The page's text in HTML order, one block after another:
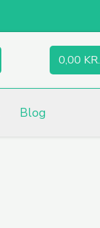
0,00 KR.
Blog